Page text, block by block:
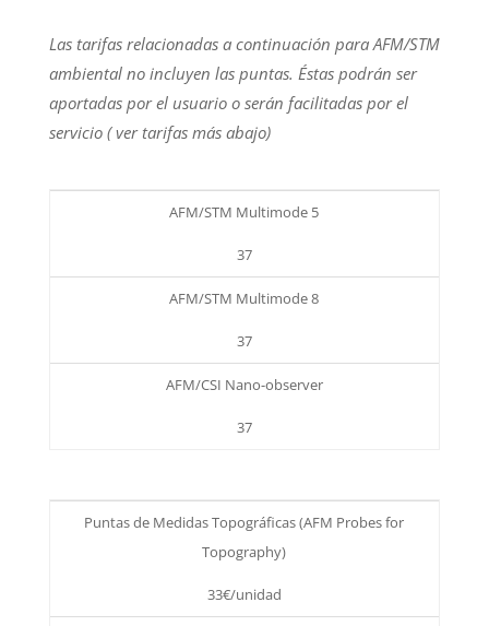
Las tarifas relacionadas a continuación para AFM/STM
ambiental no incluyen las puntas. Éstas podrán ser
aportadas por el usuario o serán facilitadas por el
servicio ( ver tarifas más abajo)
AFM/STM Multimode 5
37
AFM/STM Multimode 8
37
AFM/CSI Nano-observer
37
Puntas de Medidas Topográficas (AFM Probes for
Topography)
33€/unidad